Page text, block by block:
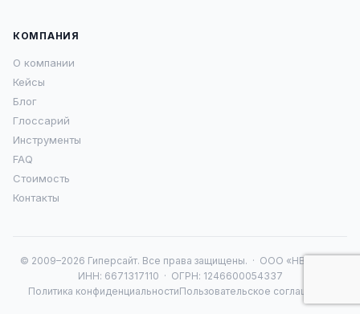
КОМПАНИЯ
О компании
Кейсы
Блог
Глоссарий
Инструменты
FAQ
Стоимость
Контакты
© 2009–2026 Гиперсайт. Все права защищены. · ООО «НВА 16» ·
ИНН: 6671317110 · ОГРН: 1246600054337
Политика конфиденциальностиПользовательское соглашение